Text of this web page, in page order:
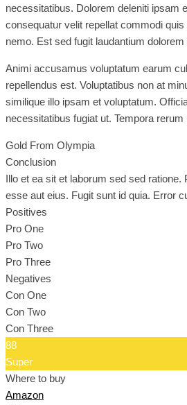
necessitatibus. Dolorem deleniti ipsam
consequatur velit repellat commodi
nemo. Est sed fugit laudantium dolorem
Animi accusamus voluptatum earum
repellendus est. Voluptatibus non at
similique illo ipsam et voluptatum.
necessitatibus fugiat ut. Tempora
Gold From Olympia
Conclusion
Illo et ea sit et laborum sed sed ratione.
esse aut eius. Fugit sunt id quia. Error
Positives
Pro One
Pro Two
Pro Three
Negatives
Con One
Con Two
Con Three
88
Super
Where to buy
Amazon